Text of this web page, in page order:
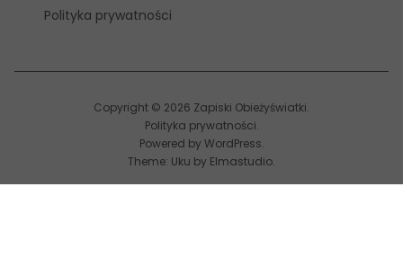
Polityka prywatności
Copyright © 2026 Zapiski Obieżyświatki
Polityka prywatności
Powered by WordPress
Theme: Uku by Elmastudio